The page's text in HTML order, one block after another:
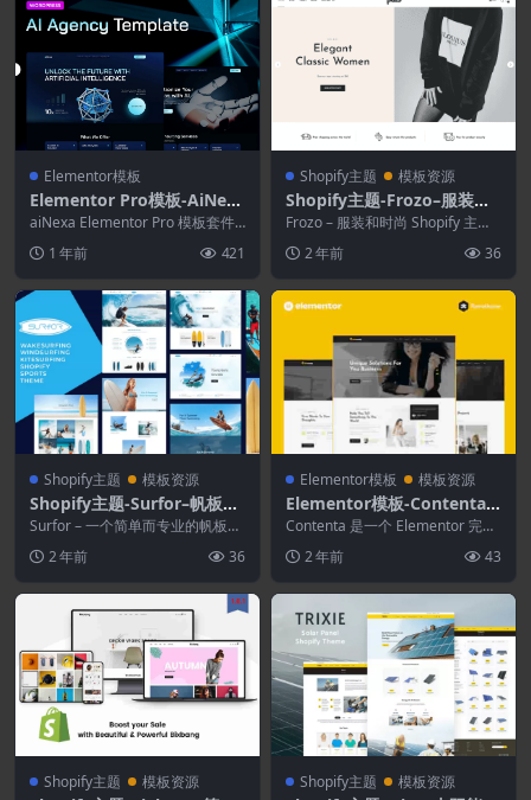
Elementor模板
Elementor Pro模板-AiNexa
–AI Agency Elementor Pro
模板套件
aiNexa Elementor Pro 模板套件
司...1 年前 421
Shopify主题 模板资源
Shopify主题-Frozo–服装和
时尚Shopify主题
Frozo – 服装和时尚 Shopify 主题
2 年前 36
Shopify主题 模板资源
Shopify主题-Surfor–帆板运
动Shopify主题
Surfor – 一个简单而专业的帆板业
将帮助您立...
2 年前 36
Elementor模板 模板资源
Elementor模板-Contenta–
内容写作服务Elementor Pr
o完整网站
Contenta 是一个 Elementor 完整
您...2 年前 43
Shopify主题 模板资源 Shopify主题 模板资源